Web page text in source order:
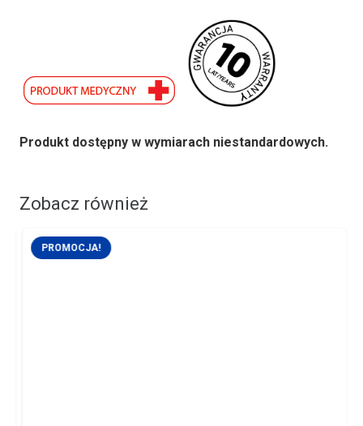
Produkt dostępny w wymiarach niestandardowych.
Zobacz również
PROMOCJA!